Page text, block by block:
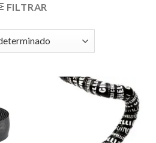
FILTRAR